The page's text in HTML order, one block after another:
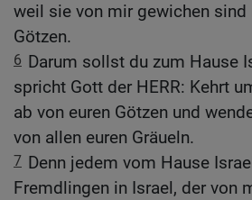
weil sie von mir gewichen sind
Götzen.
6 Darum sollst du zum Hause
spricht Gott der HERR: Kehrt
ab von euren Götzen und
von allen euren Gräueln.
7 Denn jedem vom Hause
Fremdlingen in Israel, der von